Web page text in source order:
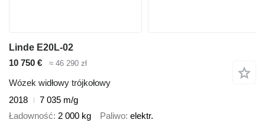
Linde E20L-02
10 750 €
≈ 46 290 zł
Wózek widłowy trójkołowy
2018
7 035 m/g
Ładowność 2 000 kg Paliwo elektr.